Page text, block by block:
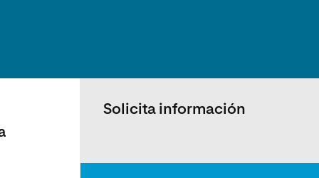
Solicita información